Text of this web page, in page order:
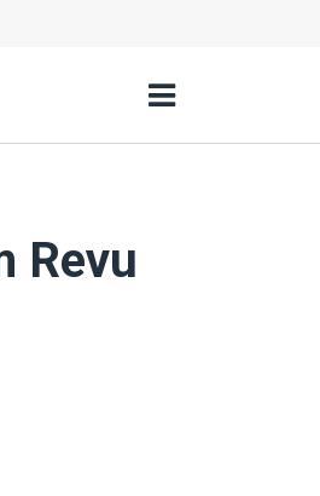
Revu